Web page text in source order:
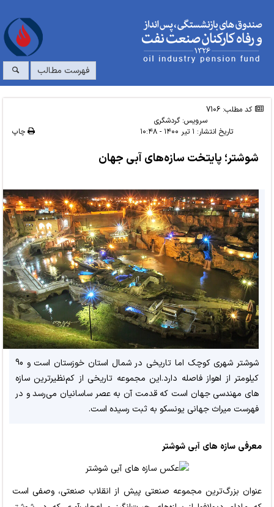
فهرست مطالب
کد مطلب: 7106
سرویس:گردشگری
تاریخ انتشار: ۱ تیر ۱۴۰۰ - ۱۰:۴۸ چاپ
شوشتر؛ پایتخت سازه‌های آبی جهان
شوشتر شهری کوچک اما تاریخی در شمال استان خوزستان است و 90
کیلومتر از اهواز فاصله دارد.این مجموعه تاریخی از کم‌نظیرترین سازه
های مهندسی جهان است که قدمت آن‌ به عصر ساسانیان می‌رسد و در
فهرست میراث جهانی یونسکو به ثبت رسیده است.
معرفی سازه های آبی شوشتر
عنوان بزرگ‌ترین مجموعه صنعتی پیش از انقلاب صنعتی، وصفی است